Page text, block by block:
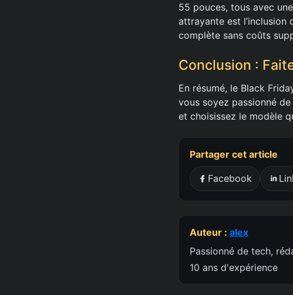
55 pouces, tous avec
attrayante est l’inclusion
complète sans coûts
Conclusion :
En résumé, le Black
vous soyez passionné
et choisissez le modèle
Partager cet article
Facebook
Auteur : alex
Passionné de tech,
10 ans d'expérience